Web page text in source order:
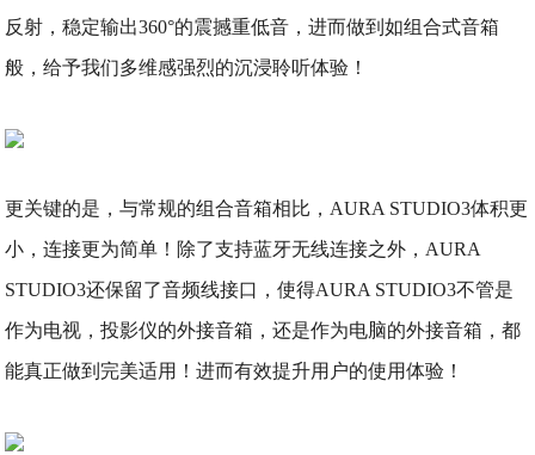
反射，稳定输出360°的震撼重低音，进而做到如组合式音箱
般，给予我们多维感强烈的沉浸聆听体验！
更关键的是，与常规的组合音箱相比，AURA STUDIO3体积更
小，连接更为简单！除了支持蓝牙无线连接之外，AURA
STUDIO3还保留了音频线接口，使得AURA STUDIO3不管是
作为电视，投影仪的外接音箱，还是作为电脑的外接音箱，都
能真正做到完美适用！进而有效提升用户的使用体验！